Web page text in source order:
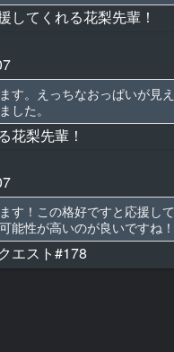
してくれる花梨先輩！
す。えっちなおっぱいが見
した。
花梨先輩！
す！この格好ですと応援し
能性が高いのが良いですね！
エスト#178